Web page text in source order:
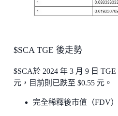
$SCA TGE 後走勢
$SCA於 2024 年 3 月 9 日
元，目前則已跌至 $0.55 元。
完全稀釋後市值（FDV